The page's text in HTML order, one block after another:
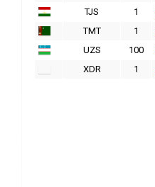
TJS
1
TMT
1
UZS
100
XDR
1